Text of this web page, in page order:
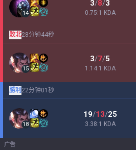
14
3/8/3
0.75:1 KDA
敗北28分钟44秒
15
3/7/5
1.14:1 KDA
勝利 22分钟01秒
18
19/13/25
3.38:1 KDA
广告